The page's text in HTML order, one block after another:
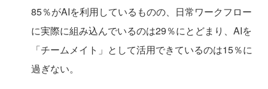
85％がAIを利用しているものの、日常ワークフロー
に実際に組み込んでいるのは29％にとどまり、AIを
「チームメイト」として活用できているのは15％に
過ぎない。